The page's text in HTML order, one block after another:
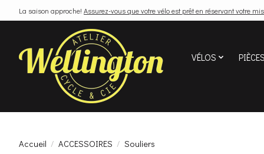
La saison approche! Assurez-vous que votre vélo est prêt en réservant votre
VÉLOS
Accueil / ACCESSOIRES / Souliers